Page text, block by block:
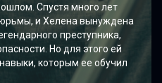
Спустя много лет
и Хелена вынуждена
преступника,
Но для этого ей
которым ее обучил